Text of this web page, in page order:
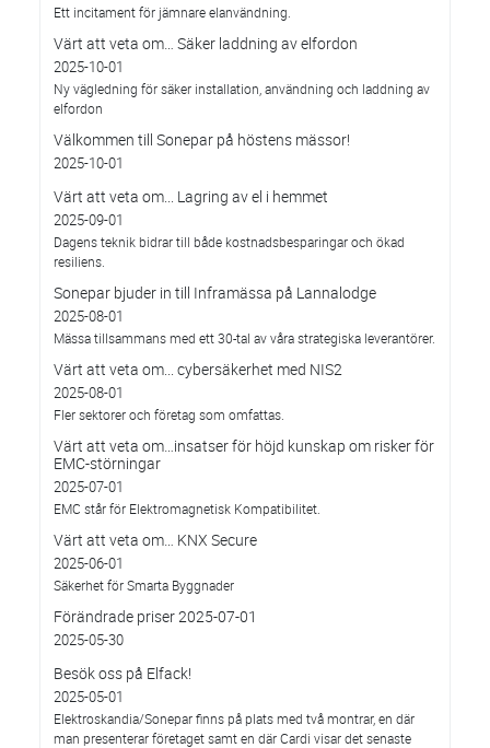
Ett incitament för jämnare elanvändning.
Värt att veta om… Säker laddning av elfordon
2025-10-01
Ny vägledning för säker installation, användning och laddning av
elfordon
Välkommen till Sonepar på höstens mässor!
2025-10-01
Värt att veta om... Lagring av el i hemmet
2025-09-01
Dagens teknik bidrar till både kostnadsbesparingar och ökad
resiliens.
Sonepar bjuder in till Inframässa på Lannalodge
2025-08-01
Mässa tillsammans med ett 30-tal av våra strategiska leverantörer.
Värt att veta om... cybersäkerhet med NIS2
2025-08-01
Fler sektorer och företag som omfattas.
Värt att veta om…insatser för höjd kunskap om risker för
EMC-störningar
2025-07-01
EMC står för Elektromagnetisk Kompatibilitet.
Värt att veta om… KNX Secure
2025-06-01
Säkerhet för Smarta Byggnader
Förändrade priser 2025-07-01
2025-05-30
Besök oss på Elfack!
2025-05-01
Elektroskandia/Sonepar finns på plats med två montrar, en där
man presenterar företaget samt en där Cardi visar det senaste